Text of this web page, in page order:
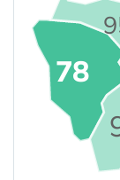
78